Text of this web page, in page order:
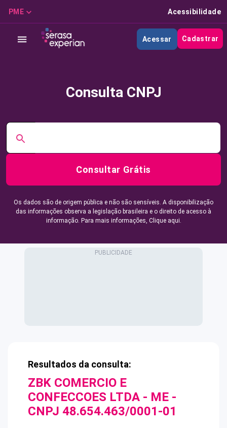
PME Acessibilidade
Acessar Cadastrar
Consulta CNPJ
Consultar Grátis
Os dados são de origem pública e não são sensíveis. A disponibilização
das informações observa a legislação brasileira e o direito de acesso à
informação. Para mais informações, Clique aqui.
Resultados da consulta:
ZBK COMERCIO E
CONFECCOES LTDA - ME -
CNPJ 48.654.463/0001-01